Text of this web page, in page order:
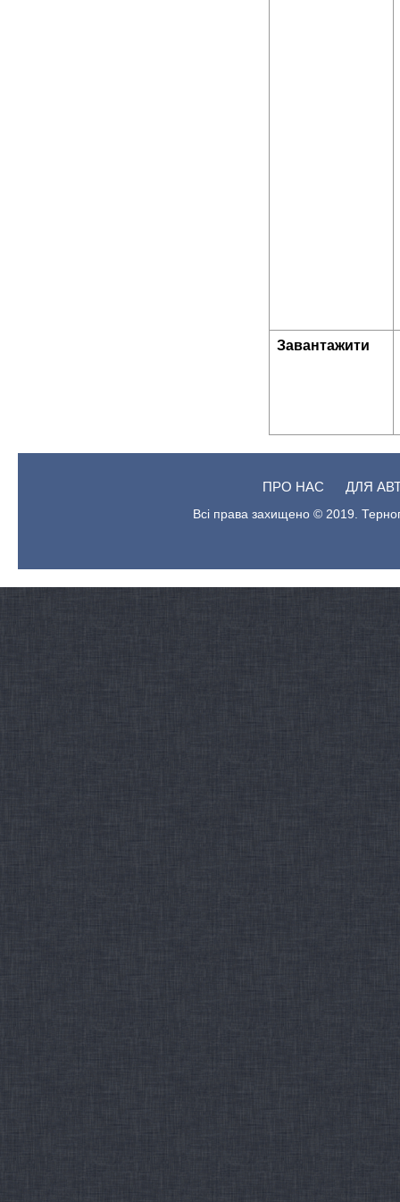
Завантажити
ПРО НАС ДЛЯ
Всі права захищено © 2019.